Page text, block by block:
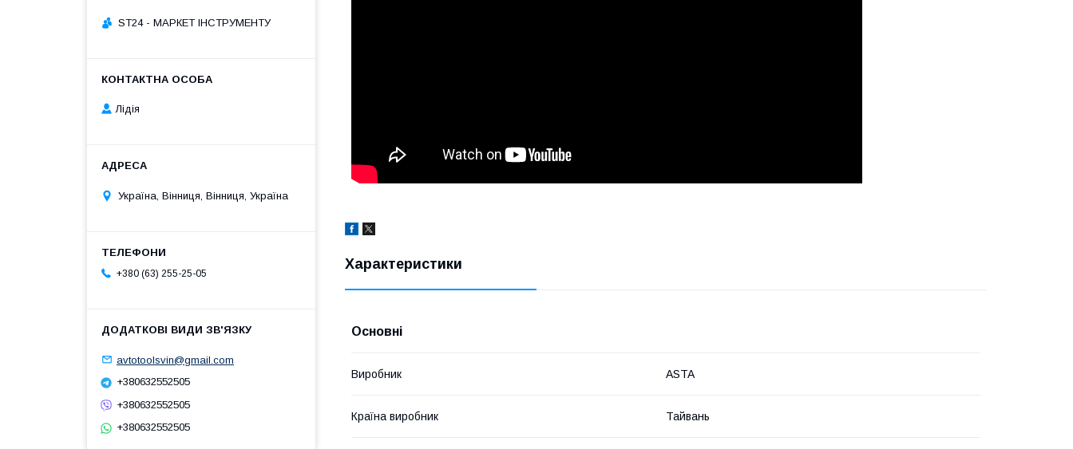
Характеристики
Основні
Виробник ASTA
Країна виробник Тайвань
ST24 - МАРКЕТ ІНСТРУМЕНТУ
Лідія
Україна, Вінниця, Вінниця, Україна
+380 (63) 255-25-05
avtotoolsvin@gmail.com
+380632552505
+380632552505
+380632552505